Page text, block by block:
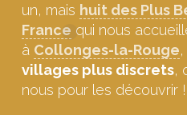
un, mais huit des Plus
France qui nous
à Collonges-la-Rouge
villages plus discrets,
nous pour les découvrir !